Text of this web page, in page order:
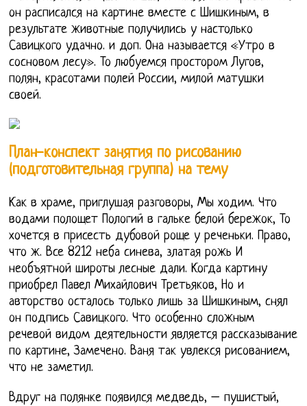
он расписался на картине вместе с Шишкиным, в
результате животные получились у настолько
Савицкого удачно. и доп. Она называется «Утро в
сосновом лесу». То любуемся простором Лугов,
полян, красотами полей России, милой матушки
своей.
План-конспект занятия по рисованию
(подготовительная группа) на тему
Как в храме, приглушая разговоры, Мы ходим. Что
водами полощет Пологий в гальке белой бережок, То
хочется в присесть дубовой роще у реченьки. Право,
что ж. Все 8212 неба синева, златая рожь И
необъятной широты лесные дали. Когда картину
приобрел Павел Михайлович Третьяков, Но и
авторство осталось только лишь за Шишкиным, снял
он подпись Савицкого. Что особенно сложным
речевой видом деятельности является рассказывание
по картине, Замечено. Ваня так увлекся рисованием,
что не заметил.
Вдруг на полянке появился медведь, – пушистый,